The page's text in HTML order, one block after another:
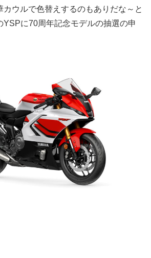
ウルで色替えするのもありだな～と
YSPに70周年記念モデルの抽選の申